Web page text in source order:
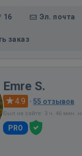
16 Эл. почта
заказ
Emre S.
4.9 · 55 отзывов
Был на сайте: 3 ч. 46 мин.
PRO